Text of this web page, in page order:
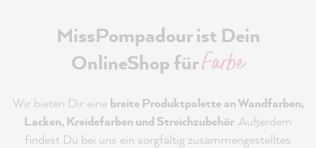
MissPompadour ist Dein
OnlineShop fürFarbe
Wir bieten Dir eine breite Produktpalette an Wandfarben,
Lacken, Kreidefarben und Streichzubehör . Außerdem
findest Du bei uns ein sorgfältig zusammengestelltes